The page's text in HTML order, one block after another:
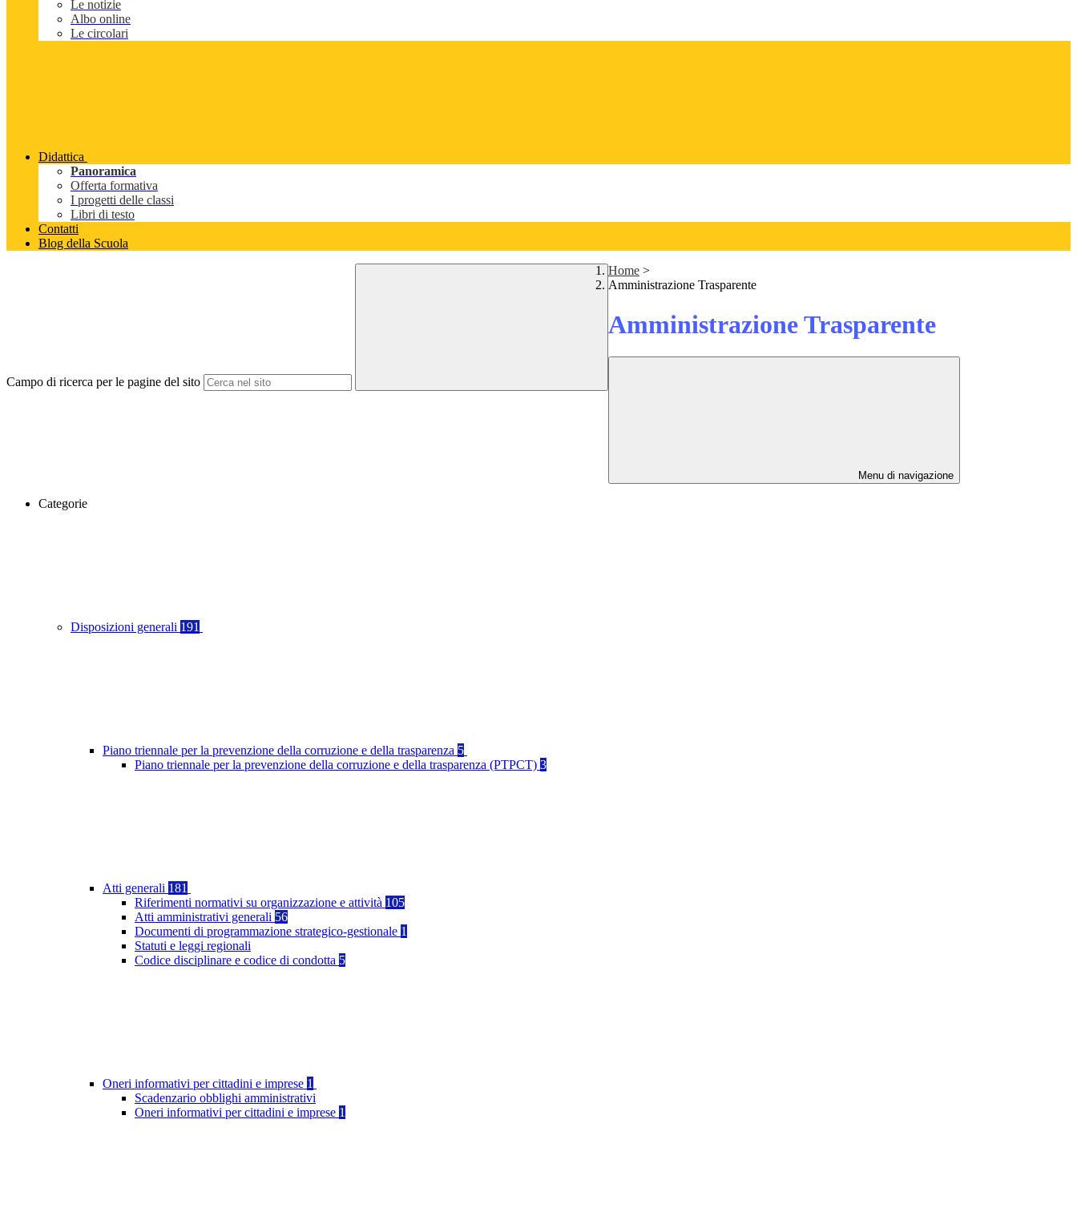
Le notizie
Albo online
Le circolari
Didattica
Panoramica
Offerta formativa
I progetti delle classi
Libri di testo
Contatti
Blog della Scuola
Campo di ricerca per le pagine del sito
Home >
Amministrazione Trasparente
Amministrazione Trasparente
Menu di navigazione
Categorie
Disposizioni generali 191
Piano triennale per la prevenzione della corruzione e della trasparenza 5
Piano triennale per la prevenzione della corruzione e della trasparenza (PTPCT) 3
Atti generali 181
Riferimenti normativi su organizzazione e attività 105
Atti amministrativi generali 56
Documenti di programmazione strategico-gestionale 1
Statuti e leggi regionali
Codice disciplinare e codice di condotta 5
Oneri informativi per cittadini e imprese 1
Scadenzario obblighi amministrativi
Oneri informativi per cittadini e imprese 1